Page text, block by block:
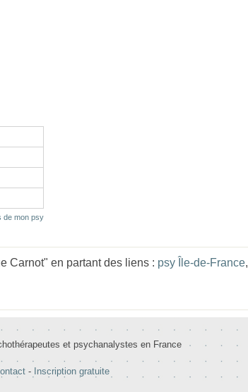
de mon psy
Carnot" en partant des liens : psy Île-de-France,
et psychanalystes en France
- Inscription gratuite